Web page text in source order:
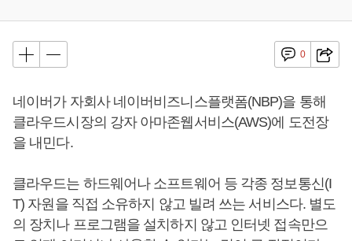
0
네이버가 자회사 네이버비즈니스플랫폼(NBP)을 통해
클라우드시장의 강자 아마존웹서비스(AWS)에 도전장
을 내민다.
클라우드는 하드웨어나 소프트웨어 등 각종 정보통신(I
T) 자원을 직접 소유하지 않고 빌려 쓰는 서비스다. 별도
의 장치나 프로그램을 설치하지 않고 인터넷 접속만으